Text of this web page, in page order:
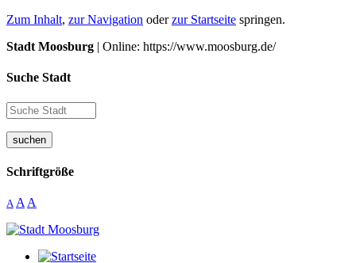
Zum Inhalt, zur Navigation oderzur Startseite springen.
Stadt Moosburg | Online: https://www.moosburg.de/
Suche Stadt
suchen
Schriftgröße
A A A